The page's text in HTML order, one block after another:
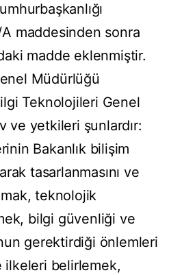
maddesinden sonra
madde eklenmiştir.
Müdürlüğü
Teknolojileri Genel
ve yetkileri şunlardır:
Bakanlık bilişim
tasarlanmasını ve
teknolojik
bilgi güvenliği ve
gerektirdiği önlemleri
ilkeleri belirlemek,